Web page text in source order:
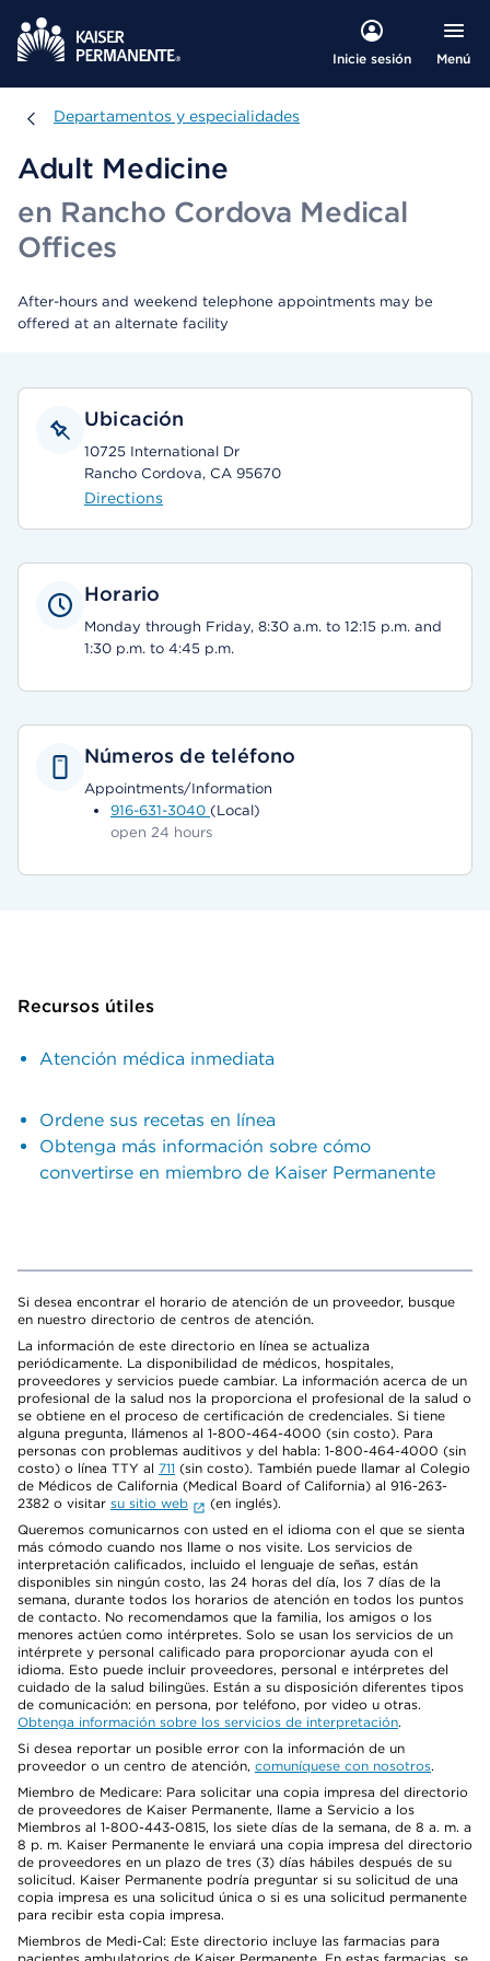
Inicie sesión Menú
Departamentos y especialidades
Departamentos y especialidades
Adult Medicine
en Rancho Cordova Medical
Offices
After-hours and weekend telephone appointments may be
offered at an alternate facility
Ubicación
10725 International Dr
Rancho Cordova, CA 95670
Directions
Horario
Monday through Friday, 8:30 a.m. to 12:15 p.m. and
1:30 p.m. to 4:45 p.m.
Números de teléfono
Appointments/Information
916-631-3040 (Local)
open 24 hours
Recursos útiles
Atención médica inmediata
Ordene sus recetas en línea
Obtenga más información sobre cómo
convertirse en miembro de Kaiser Permanente
Si desea encontrar el horario de atención de un proveedor, busque
en nuestro directorio de centros de atención.
La información de este directorio en línea se actualiza
periódicamente. La disponibilidad de médicos, hospitales,
proveedores y servicios puede cambiar. La información acerca de un
profesional de la salud nos la proporciona el profesional de la salud o
se obtiene en el proceso de certificación de credenciales. Si tiene
alguna pregunta, llámenos al 1-800-464-4000 (sin costo). Para
personas con problemas auditivos y del habla: 1-800-464-4000 (sin
costo) o línea TTY al 711 (sin costo). También puede llamar al Colegio
de Médicos de California (Medical Board of California) al 916-263-
2382 o visitar su sitio web
(en inglés).
Queremos comunicarnos con usted en el idioma con el que se sienta
más cómodo cuando nos llame o nos visite. Los servicios de
interpretación calificados, incluido el lenguaje de señas, están
disponibles sin ningún costo, las 24 horas del día, los 7 días de la
semana, durante todos los horarios de atención en todos los puntos
de contacto. No recomendamos que la familia, los amigos o los
menores actúen como intérpretes. Solo se usan los servicios de un
intérprete y personal calificado para proporcionar ayuda con el
idioma. Esto puede incluir proveedores, personal e intérpretes del
cuidado de la salud bilingües. Están a su disposición diferentes tipos
de comunicación: en persona, por teléfono, por video u otras.
Obtenga información sobre los servicios de interpretación.
Si desea reportar un posible error con la información de un
proveedor o un centro de atención, comuníquese con nosotros.
Miembro de Medicare: Para solicitar una copia impresa del directorio
de proveedores de Kaiser Permanente, llame a Servicio a los
Miembros al 1-800-443-0815, los siete días de la semana, de 8 a. m. a
8 p. m. Kaiser Permanente le enviará una copia impresa del directorio
de proveedores en un plazo de tres (3) días hábiles después de su
solicitud. Kaiser Permanente podría preguntar si su solicitud de una
copia impresa es una solicitud única o si es una solicitud permanente
para recibir esta copia impresa.
Miembros de Medi-Cal: Este directorio incluye las farmacias para